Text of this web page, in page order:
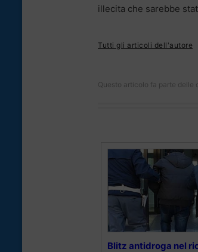
illecita che sarebbe
Tutti gli articoli dell'autore
Questo articolo fa parte delle
Blitz antidroga nel